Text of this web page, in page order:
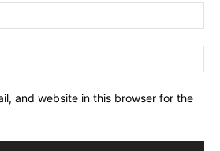
and website in this browser for the